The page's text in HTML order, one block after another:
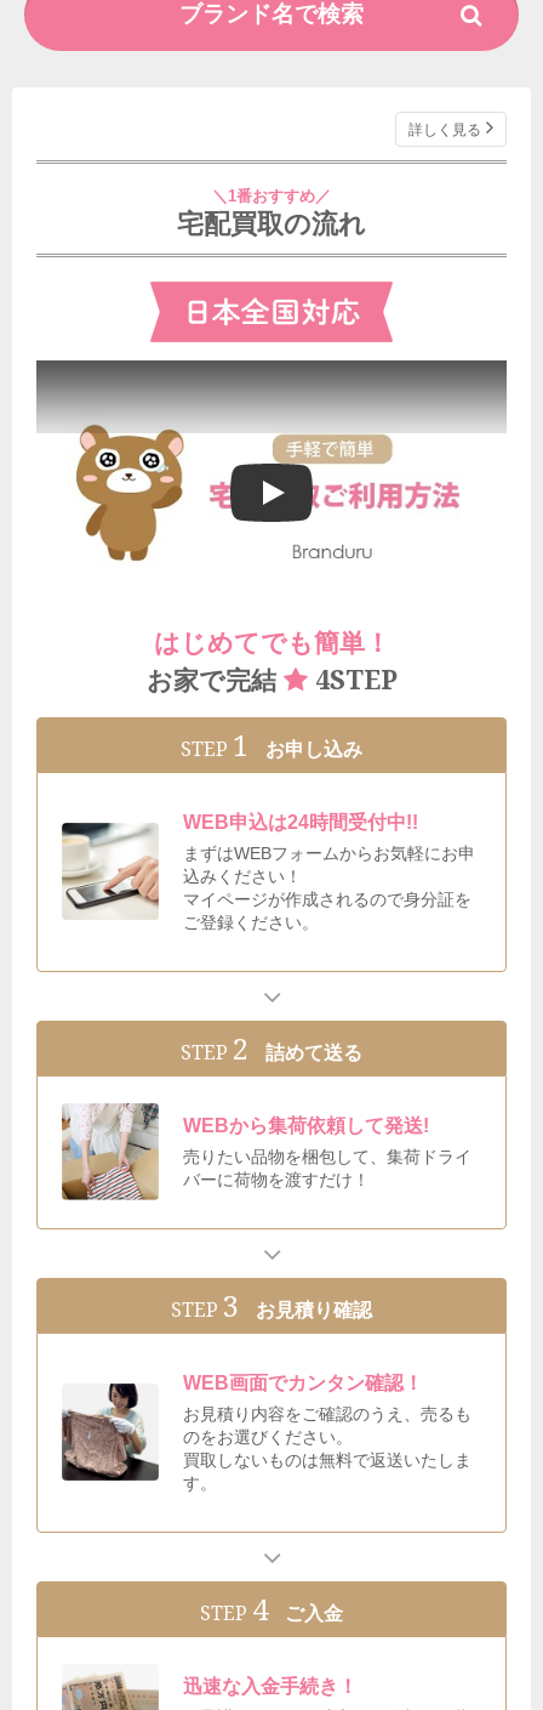
詳しく見る
＼1番おすすめ／
宅配買取の流れ
ブランドゥールの宅配買取ご利用方法
はじめてでも簡単！
お家で完結
4STEP
STEP 1 お申し込み
WEB申込は24時間受付中!!
まずはWEBフォームからお気軽にお申
込みください！
マイページが作成されるので身分証を
ご登録ください。
STEP 2 詰めて送る
WEBから集荷依頼して発送!
売りたい品物を梱包して、集荷ドライ
バーに荷物を渡すだけ！
STEP 3 お見積り確認
WEB画面でカンタン確認！
お見積り内容をご確認のうえ、売るも
のをお選びください。
買取しないものは無料で返送いたしま
す。
STEP 4 ご入金
迅速な入金手続き！